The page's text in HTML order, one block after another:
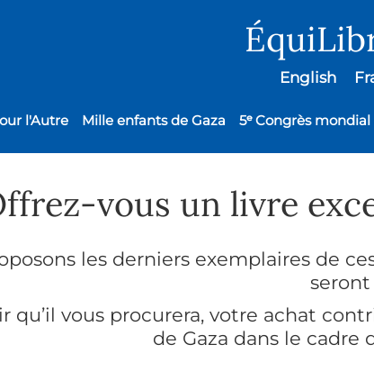
English
l'Autre Mille enfants de Gaza 5ᵉ Congrès
vous un livre
les derniers exemplaires de
seront
qu’il vous procurera, votre achat
de Gaza dans le cadre